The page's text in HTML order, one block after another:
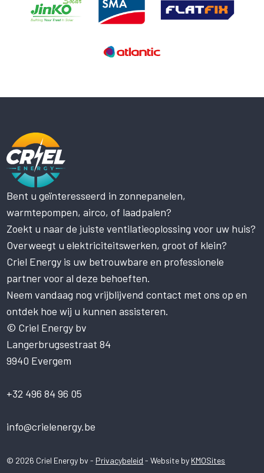
Bent u geïnteresseerd in zonnepanelen,
warmtepompen, airco, of laadpalen?
Zoekt u naar de juiste ventilatieoplossing voor uw huis?
Overweegt u elektriciteitswerken, groot of klein?
Criel Energy is uw betrouwbare en professionele
partner voor al deze behoeften.
Neem vandaag nog vrijblijvend contact met ons op en
ontdek hoe wij u kunnen assisteren.
© Criel Energy bv
Langerbrugsestraat 84
9940 Evergem
+32 496 84 96 05
info@crielenergy.be
© 2026 Criel Energy bv - Privacybeleid - Website by KMOSites
Deze website maakt gebruik
van cookies.
Deze website gebruikt cookies om uw
gebruikerservaring te verbeteren. Door
onze website te gebruiken, stemt u in met
alle cookies in overeenstemming met ons
Cookiebeleid.Lees verder
STRIKT NOODZAKELIJK
PRESTATIE
TARGETING
FUNCTIONEEL
NIET-GECLASSIFICEERD